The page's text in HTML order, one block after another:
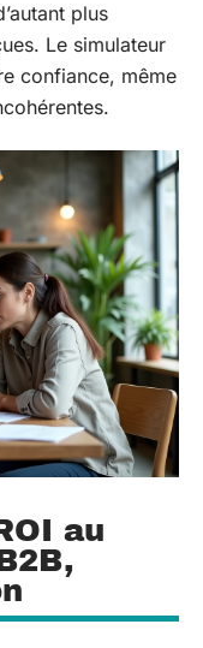
plus
Le simulateur
confiance, même
au